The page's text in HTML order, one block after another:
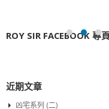
ROY SIR FACEBOOK 專
近期文章
凶宅系列 (二)